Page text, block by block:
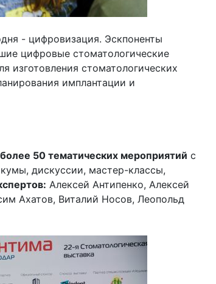
- цифровизация. Эскпоненты
цифровые стоматологические
изготовления стоматологических
имплантации и
более 50 тематических мероприятий с
дискуссии, мастер-классы,
Алексей Антипенко, Алексей
Ахатов, Виталий Носов, Леопольд